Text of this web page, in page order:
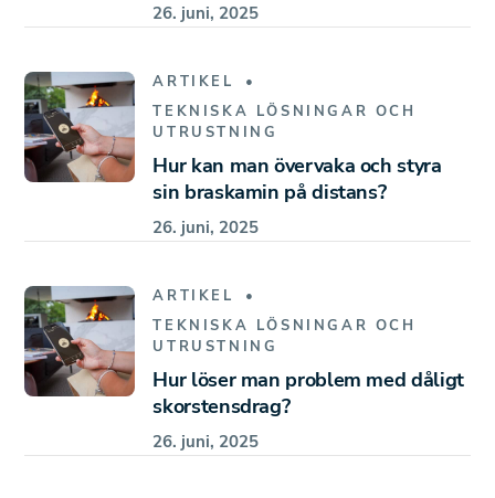
26. juni, 2025
ARTIKEL
TEKNISKA LÖSNINGAR OCH
UTRUSTNING
Hur kan man övervaka och styra
sin braskamin på distans?
26. juni, 2025
ARTIKEL
TEKNISKA LÖSNINGAR OCH
UTRUSTNING
Hur löser man problem med dåligt
skorstensdrag?
26. juni, 2025